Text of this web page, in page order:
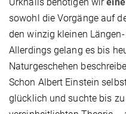
sowohl die Vorgänge auf
den winzig kleinen
Allerdings gelang es bis
Naturgeschehen
Schon Albert Einstein
glücklich und suchte bis